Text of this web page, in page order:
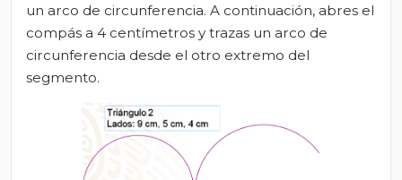
un arco de circunferencia. A continuación, abres el
compás a 4 centímetros y trazas un arco de
circunferencia desde el otro extremo del
segmento.